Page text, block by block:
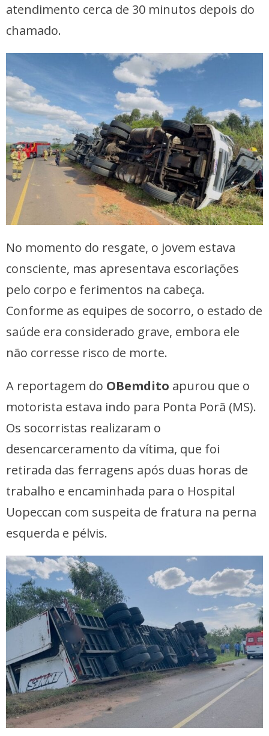
atendimento cerca de 30 minutos depois do
chamado.
No momento do resgate, o jovem estava
consciente, mas apresentava escoriações
pelo corpo e ferimentos na cabeça.
Conforme as equipes de socorro, o estado de
saúde era considerado grave, embora ele
não corresse risco de morte.
A reportagem do OBemdito apurou que o
motorista estava indo para Ponta Porã (MS).
Os socorristas realizaram o
desencarceramento da vítima, que foi
retirada das ferragens após duas horas de
trabalho e encaminhada para o Hospital
Uopeccan com suspeita de fratura na perna
esquerda e pélvis.